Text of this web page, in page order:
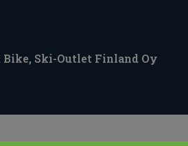
Bike, Ski-Outlet Finland Oy